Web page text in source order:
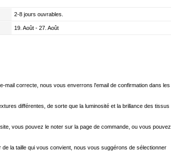
2-8 jours ouvrables.
19. Août - 27. Août
mail correcte, nous vous enverrons l'email de confirmation dans les
différentes, de sorte que la luminosité et la brillance des tissus
vous pouvez le noter sur la page de commande, ou vous pouvez
la taille qui vous convient, nous vous suggérons de sélectionner